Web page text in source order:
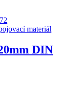
materiál
DIN